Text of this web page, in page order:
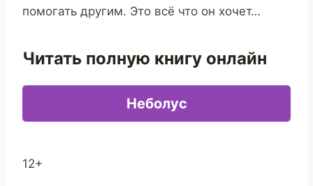
помогать другим. Это всё что он хочет…
Читать полную книгу онлайн
Неболус
12+